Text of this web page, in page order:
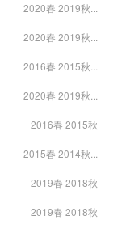
2020春 2019秋...
2020春 2019秋...
2016春 2015秋...
2020春 2019秋...
2016春 2015秋
2015春 2014秋...
2019春 2018秋
2019春 2018秋